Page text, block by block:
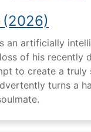
(2026)
an artificially
of his recently
to create a truly
turns a